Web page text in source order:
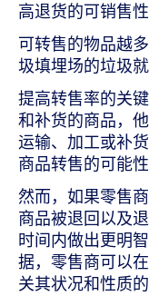
高退货的可销售性
可转售的物品越
圾填埋场的垃圾就
提高转售率的关
和补货的商品，
运输、加工或补
商品转售的可能性
然而，如果零售
商品被退回以及
时间内做出更明
据，零售商可以
关其状况和性质